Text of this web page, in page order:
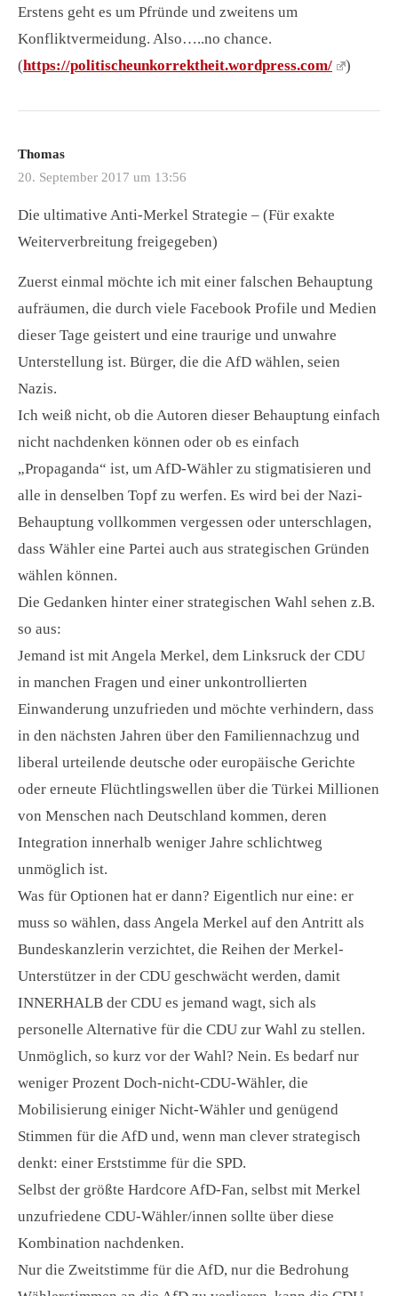
Erstens geht es um Pfründe und zweitens um
Konfliktvermeidung. Also…..no chance.
(https://politischeunkorrektheit.wordpress.com/ )
Thomas
20. September 2017 um 13:56
Die ultimative Anti-Merkel Strategie – (Für exakte
Weiterverbreitung freigegeben)
Zuerst einmal möchte ich mit einer falschen Behauptung
aufräumen, die durch viele Facebook Profile und Medien
dieser Tage geistert und eine traurige und unwahre
Unterstellung ist. Bürger, die die AfD wählen, seien
Nazis.
Ich weiß nicht, ob die Autoren dieser Behauptung einfach
nicht nachdenken können oder ob es einfach
„Propaganda“ ist, um AfD-Wähler zu stigmatisieren und
alle in denselben Topf zu werfen. Es wird bei der Nazi-
Behauptung vollkommen vergessen oder unterschlagen,
dass Wähler eine Partei auch aus strategischen Gründen
wählen können.
Die Gedanken hinter einer strategischen Wahl sehen z.B.
so aus:
Jemand ist mit Angela Merkel, dem Linksruck der CDU
in manchen Fragen und einer unkontrollierten
Einwanderung unzufrieden und möchte verhindern, dass
in den nächsten Jahren über den Familiennachzug und
liberal urteilende deutsche oder europäische Gerichte
oder erneute Flüchtlingswellen über die Türkei Millionen
von Menschen nach Deutschland kommen, deren
Integration innerhalb weniger Jahre schlichtweg
unmöglich ist.
Was für Optionen hat er dann? Eigentlich nur eine: er
muss so wählen, dass Angela Merkel auf den Antritt als
Bundeskanzlerin verzichtet, die Reihen der Merkel-
Unterstützer in der CDU geschwächt werden, damit
INNERHALB der CDU es jemand wagt, sich als
personelle Alternative für die CDU zur Wahl zu stellen.
Unmöglich, so kurz vor der Wahl? Nein. Es bedarf nur
weniger Prozent Doch-nicht-CDU-Wähler, die
Mobilisierung einiger Nicht-Wähler und genügend
Stimmen für die AfD und, wenn man clever strategisch
denkt: einer Erststimme für die SPD.
Selbst der größte Hardcore AfD-Fan, selbst mit Merkel
unzufriedene CDU-Wähler/innen sollte über diese
Kombination nachdenken.
Nur die Zweitstimme für die AfD, nur die Bedrohung